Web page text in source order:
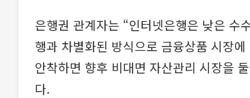
은행권 관계자는 “인터넷은행은 낮은 수
행과 차별화된 방식으로 금융상품 시장
안착하면 향후 비대면 자산관리 시장을
다.